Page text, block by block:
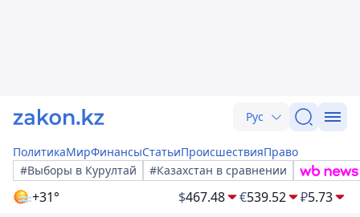
Рус
ПолитикаМирФинансыСтатьиПроисшествияПраво
#Выборы в Курултай
#Казахстан в сравнении
+31° $467.48 €539.52 ₽5.73